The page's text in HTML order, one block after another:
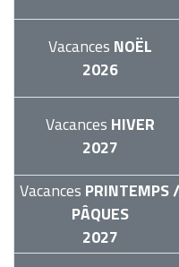
Vacances NOËL
2026
Vacances HIVER
2027
Vacances PRINTEMPS /
PÂQUES
2027